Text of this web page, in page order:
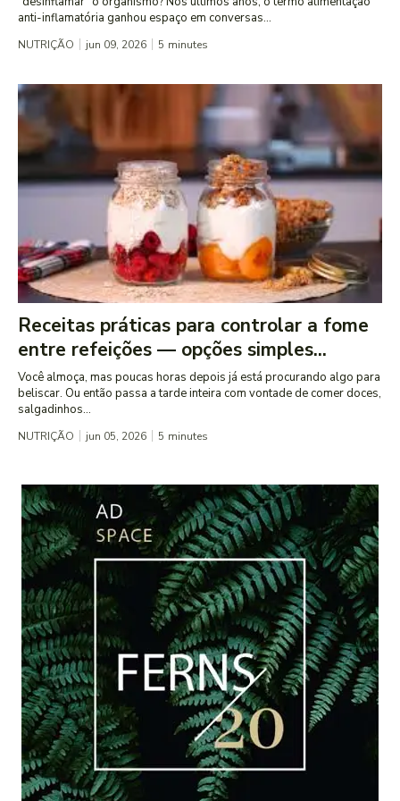
anti-inflamatória ganhou espaço em conversas...
NUTRIÇÃO jun 09, 2026 5 minutes
Receitas práticas para controlar a fome
entre refeições — opções simples...
Você almoça, mas poucas horas depois já está procurando algo para
beliscar. Ou então passa a tarde inteira com vontade de comer doces,
salgadinhos...
NUTRIÇÃO jun 05, 2026 5 minutes